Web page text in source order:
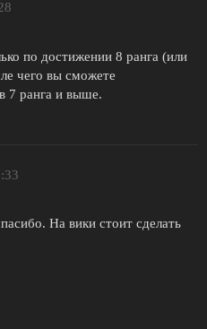
по достижении 8 ранга (или
чего вы сможете
7 ранга и выше.
На вики стоит сделать